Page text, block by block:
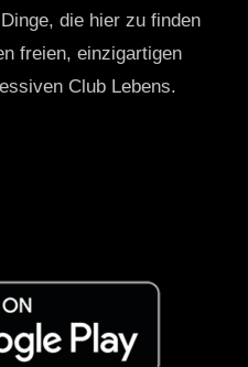
die hier zu finden
freien, einzigartigen
Club Lebens.